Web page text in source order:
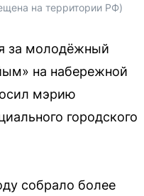
на территории РФ)
за молодёжный
на набережной
мэрию
городского
собрало более